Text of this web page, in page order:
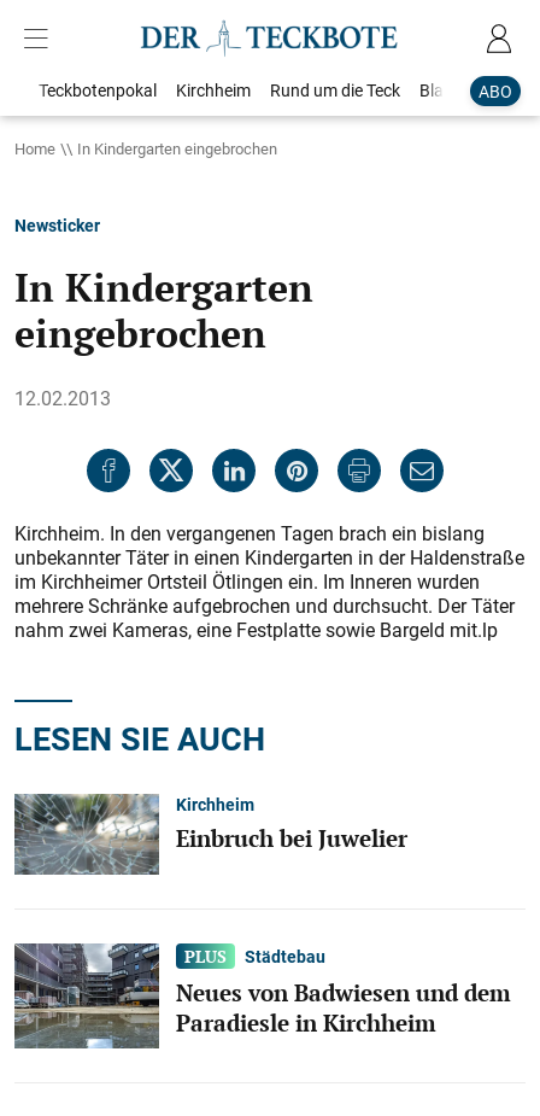
ABO
Teckbotenpokal Kirchheim Rund um die Teck Blaulicht
Home In Kindergarten eingebrochen
Newsticker
In Kindergarten
eingebrochen
12.02.2013
Kirchheim. In den vergangenen Tagen brach ein bislang
unbekannter Täter in einen Kindergarten in der Haldenstraße
im Kirchheimer Ortsteil Ötlingen ein. Im Inneren wurden
mehrere Schränke aufgebrochen und durchsucht. Der Täter
nahm zwei Kameras, eine Festplatte sowie Bargeld mit.lp
LESEN SIE AUCH
Kirchheim
Einbruch bei Juwelier
Städtebau
Neues von Badwiesen und dem
Paradiesle in Kirchheim